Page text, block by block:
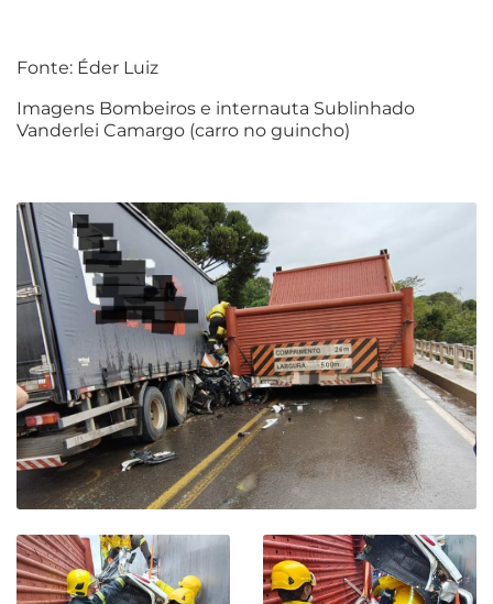
Fonte: Éder Luiz
Imagens Bombeiros e internauta Sublinhado
Vanderlei Camargo (carro no guincho)